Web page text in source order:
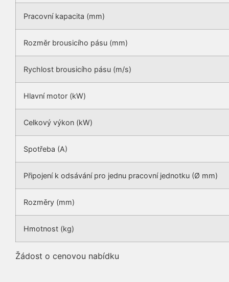
Pracovní kapacita (mm)
Rozměr brousicího pásu (mm)
Rychlost brousicího pásu (m/s)
Hlavní motor (kW)
Celkový výkon (kW)
Spotřeba (A)
Připojení k odsávání pro jednu pracovní jednotku (Ø mm)
Rozměry (mm)
Hmotnost (kg)
Žádost o cenovou nabídku